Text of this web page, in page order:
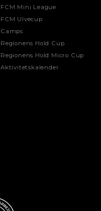
FCM Mini League
FCM Ulvecup
Camps
Regionens Hold Cup
Regionens Hold Micro Cup
Aktivitetskalender